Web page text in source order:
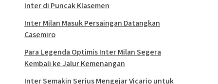
Inter di Puncak Klasemen
Inter Milan Masuk Persaingan Datangkan
Casemiro
Para Legenda Optimis Inter Milan Segera
Kembali ke Jalur Kemenangan
Inter Semakin Serius Mengejar Vicario untuk